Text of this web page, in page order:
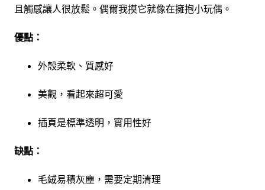
且觸感讓人很放鬆。偶爾我摸它就像在擁抱小玩偶。
優點：
外殼柔軟、質感好
美觀，看起來超可愛
插頁是標準透明，實用性好
缺點：
毛絨易積灰塵，需要定期清理